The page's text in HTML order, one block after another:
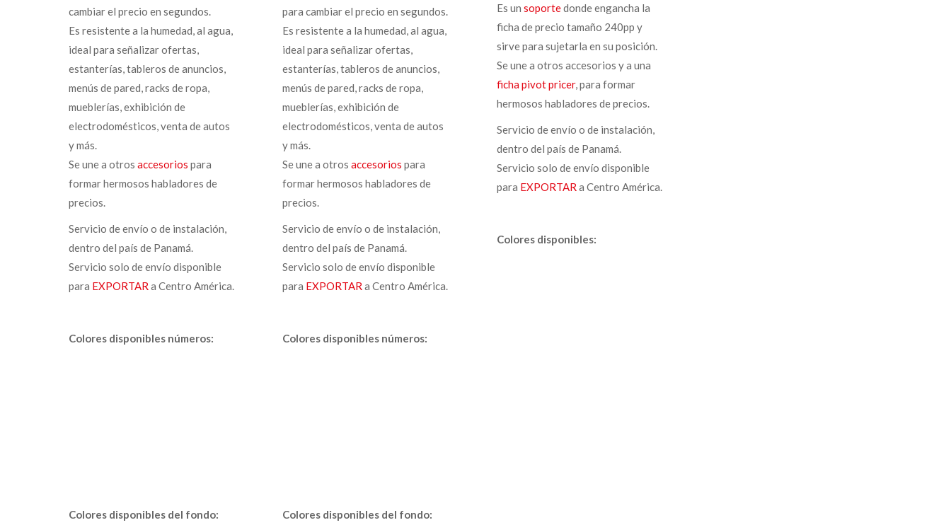
cambiar el precio en segundos.
Es resistente a la humedad, al agua,
ideal para señalizar ofertas,
estanterías, tableros de anuncios,
menús de pared, racks de ropa,
mueblerías, exhibición de
electrodomésticos, venta de autos
y más.
Se une a otros accesorios para
formar hermosos habladores de
precios.
Servicio de envío o de instalación,
dentro del país de Panamá.
Servicio solo de envío disponible
para EXPORTAR a Centro América.
Colores disponibles números:
Colores disponibles del fondo:
para cambiar el precio en segundos.
Es resistente a la humedad, al agua,
ideal para señalizar ofertas,
estanterías, tableros de anuncios,
menús de pared, racks de ropa,
mueblerías, exhibición de
electrodomésticos, venta de autos
y más.
Se une a otrosaccesorios para
formar hermosos habladores de
precios.
Servicio de envío o de instalación,
dentro del país de Panamá.
Servicio solo de envío disponible
para EXPORTAR a Centro América.
Colores disponibles números:
Colores disponibles del fondo:
Es un soportedonde engancha la
ficha de precio tamaño 240pp y
sirve para sujetarla en su posición.
Se une a otros accesorios y a una
ficha pivot pricer, para formar
hermosos habladores de precios.
Servicio de envío o de instalación,
dentro del país de Panamá.
Servicio solo de envío disponible
para EXPORTAR a Centro América.
Colores disponibles: